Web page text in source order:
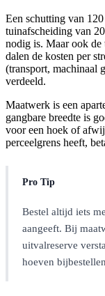
Een schutting van
tuinafscheiding van
nodig is. Maar ook de
dalen de kosten per
(transport, machinaal
verdeeld.
Maatwerk is een
gangbare breedte is
voor een hoek of
perceelgrens heeft,
Pro Tip
Bestel altijd iets
aangeeft. Bij
uitvalreserve
hoeven